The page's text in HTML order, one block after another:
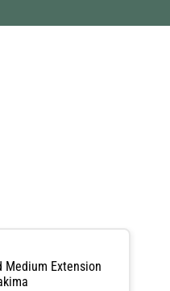
Medium Extension